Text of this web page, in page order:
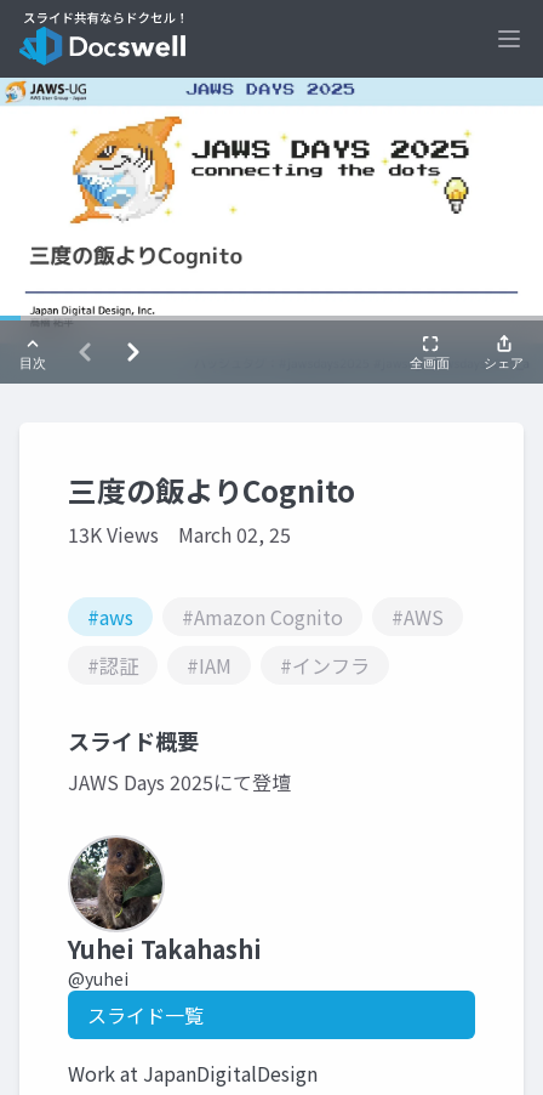
三度の飯よりCognito
13K Views March 02, 25
#aws #Amazon Cognito
#AWS
#認証
#IAM #インフラ
スライド概要
JAWS Days 2025にて登壇
Yuhei Takahashi
@yuhei
スライド一覧
Work at JapanDigitalDesign